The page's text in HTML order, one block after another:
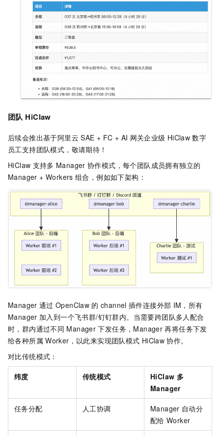
团队 HiClaw
后续会推出基于阿里云 SAE + FC + AI 网关企业级 HiClaw 数字
员工支持团队模式，敬请期待！
HiClaw 支持多 Manager 协作模式，每个团队成员拥有独立的
Manager + Workers 组合，例如如下架构：
Manager 通过 OpenClaw 的 channel 插件连接外部 IM，所有
Manager 加入到一个飞书群/钉钉群内。当需要跨团队多人配合
时，群内通过不同 Manager 下发任务，Manager 再将任务下发
给各种所属 Worker，以此来实现团队模式 HiClaw 协作。
对比传统模式：
纬度 传统模式 HiClaw 多
Manager
任务分配 人工协调 Manager 自动分
配给 Worker